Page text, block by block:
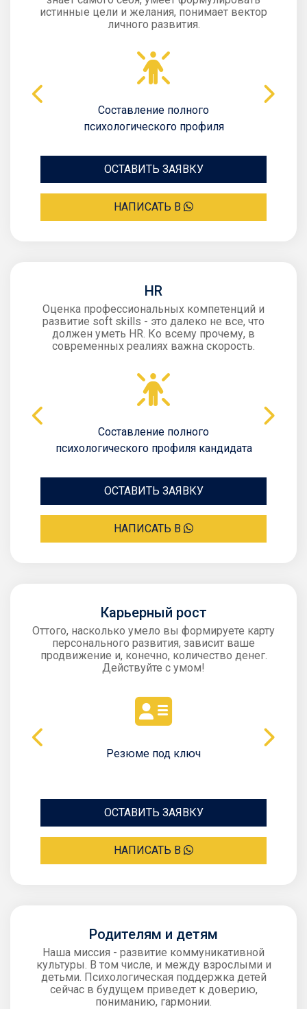
истинные цели и желания, понимает вектор
личного развития.
Составление полного
психологического профиля
ОСТАВИТЬ ЗАЯВКУ
НАПИСАТЬ В
HR
Оценка профессиональных компетенций и
развитие soft skills - это далеко не все, что
должен уметь HR. Ко всему прочему, в
современных реалиях важна скорость.
Составление полного
психологического профиля кандидата
ОСТАВИТЬ ЗАЯВКУ
НАПИСАТЬ В
Карьерный рост
Оттого, насколько умело вы формируете карту
персонального развития, зависит ваше
продвижение и, конечно, количество денег.
Действуйте с умом!
Резюме под ключ
ОСТАВИТЬ ЗАЯВКУ
НАПИСАТЬ В
Родителям и детям
Наша миссия - развитие коммуникативной
культуры. В том числе, и между взрослыми и
детьми. Психологическая поддержка детей
сейчас в будущем приведет к доверию,
пониманию, гармонии.